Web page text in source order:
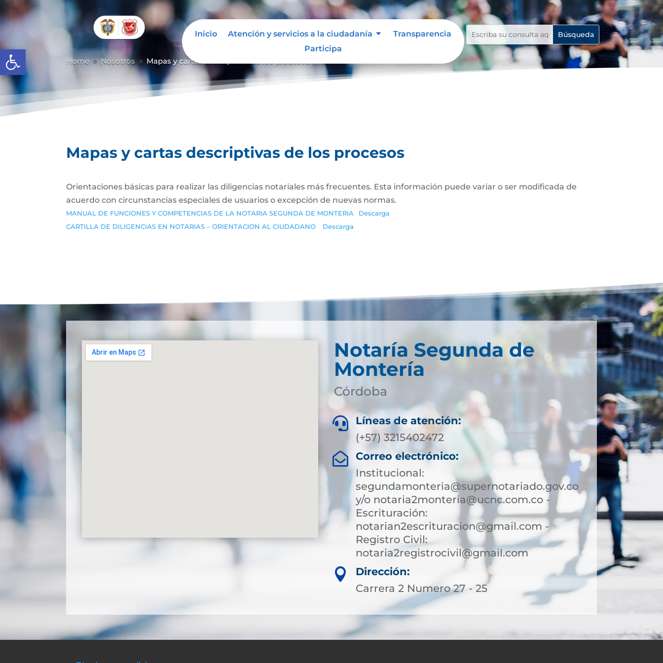
Abrir barra de herramientas
Inicio Atención y servicios a la ciudadanía
Transparencia
Participa
Home 9 Nosotros 9 Mapas y cartas descriptivas de los procesos
Mapas y cartas descriptivas de los procesos
Orientaciones básicas para realizar las diligencias notariales más frecuentes. Esta información puede variar o ser modificada de
acuerdo con circunstancias especiales de usuarios o excepción de nuevas normas.
MANUAL DE FUNCIONES Y COMPETENCIAS DE LA NOTARIA SEGUNDA DE MONTERIA
Descarga
CARTILLA DE DILIGENCIAS EN NOTARIAS – ORIENTACION AL CIUDADANO
Descarga
Notaría Segunda de
Montería
Córdoba

Líneas de atención:
(+57) 3215402472

Correo electrónico:
Institucional:
segundamonteria@supernotariado.gov.co
y/o notaria2monteria@ucnc.com.co -
Escrituración:
notarian2escrituracion@gmail.com -
Registro Civil:
notaria2registrocivil@gmail.com

Dirección:
Carrera 2 Numero 27 - 25